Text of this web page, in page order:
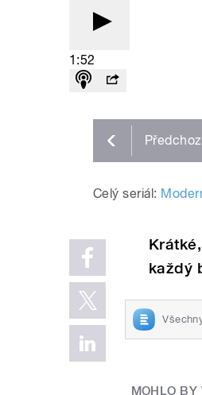
1:52
Celý seriál:
každý
MOHLO BY